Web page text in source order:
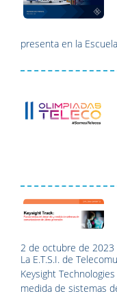
presenta en la
2 de octubre de 2023
La E.T.S.I. de
Keysight
medida de sistemas